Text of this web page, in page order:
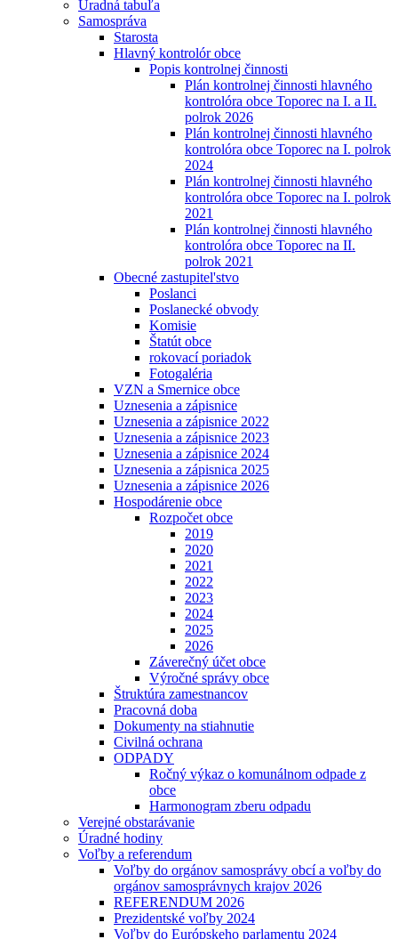
Úradná tabuľa
Samospráva
Starosta
Hlavný kontrolór obce
Popis kontrolnej činnosti
Plán kontrolnej činnosti hlavného
kontrolóra obce Toporec na I. a II.
polrok 2026
Plán kontrolnej činnosti hlavného
kontrolóra obce Toporec na I. polrok
2024
Plán kontrolnej činnosti hlavného
kontrolóra obce Toporec na I. polrok
2021
Plán kontrolnej činnosti hlavného
kontrolóra obce Toporec na II.
polrok 2021
Obecné zastupitel'stvo
Poslanci
Poslanecké obvody
Komisie
Štatút obce
rokovací poriadok
Fotogaléria
VZN a Smernice obce
Uznesenia a zápisnice
Uznesenia a zápisnice 2022
Uznesenia a zápisnice 2023
Uznesenia a zápisnice 2024
Uznesenia a zápisnica 2025
Uznesenia a zápisnice 2026
Hospodárenie obce
Rozpočet obce
2019
2020
2021
2022
2023
2024
2025
2026
Záverečný účet obce
Výročné správy obce
Štruktúra zamestnancov
Pracovná doba
Dokumenty na stiahnutie
Civilná ochrana
ODPADY
Ročný výkaz o komunálnom odpade z
obce
Harmonogram zberu odpadu
Verejné obstarávanie
Úradné hodiny
Voľby a referendum
Voľby do orgánov samosprávy obcí a voľby do
orgánov samosprávnych krajov 2026
REFERENDUM 2026
Prezidentské voľby 2024
Voľby do Európskeho parlamentu 2024